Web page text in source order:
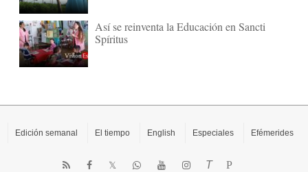
Así se reinventa la Educación en Sancti
Spíritus
Edición semanal El tiempo English Especiales Efémerides
T P